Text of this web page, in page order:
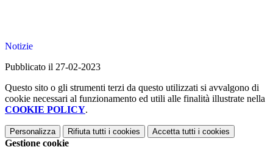
Notizie
Pubblicato il 27-02-2023
Questo sito o gli strumenti terzi da questo utilizzati si avvalgono di
cookie necessari al funzionamento ed utili alle finalità illustrate nella
COOKIE POLICY.
Personalizza Rifiuta tutti i cookies Accetta tutti i cookies
Gestione cookie